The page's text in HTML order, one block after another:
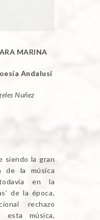
MARINA
Andalusí
Nuñez
siendo la gran
de la música
en la
de la época,
rechazo
esta música,